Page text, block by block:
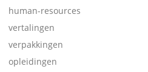
human-resources
vertalingen
verpakkingen
opleidingen